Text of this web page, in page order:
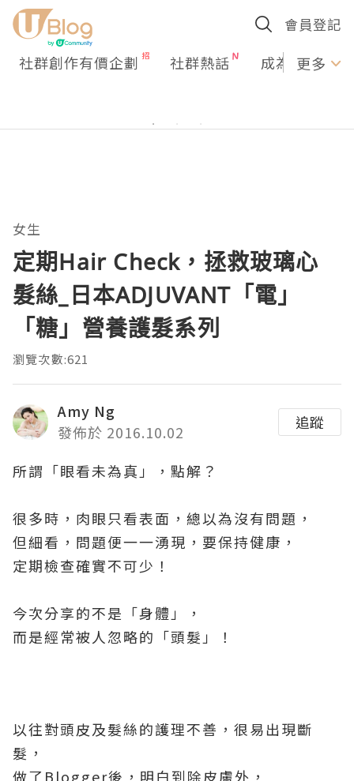
會員登記
社群創作有價企劃 社群熱話 成為U更多
女生
定期Hair Check，拯救玻璃心
髮絲_日本ADJUVANT「電」
「糖」營養護髮系列
瀏覽次數:621
Amy Ng
發佈於 2016.10.02
追蹤
所謂「眼看未為真」，點解？
很多時，肉眼只看表面，總以為沒有問題，
但細看，問題便一一湧現，要保持健康，
定期檢查確實不可少！
今次分享的不是「身體」，
而是經常被人忽略的「頭髮」！
以往對頭皮及髮絲的護理不善，很易出現斷
髮，
做了Blogger後，明白到除皮膚外，